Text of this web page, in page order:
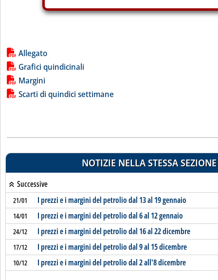
Lista allegati PDF alla notizia
Allegato
Grafici quindicinali
Margini
Scarti di quindici settimane
NOTIZIE NELLA STESSA SEZIONE
Successive
21/01 I prezzi e i margini del petrolio dal 13 al 19 gennaio
14/01 I prezzi e i margini del petrolio dal 6 al 12 gennaio
24/12 I prezzi e i margini del petrolio dal 16 al 22 dicembre
17/12 I prezzi e i margini del petrolio dal 9 al 15 dicembre
10/12 I prezzi e i margini del petrolio dal 2 all'8 dicembre